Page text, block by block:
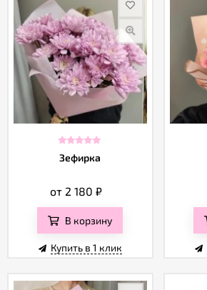
Зефирка
от 2 180 ₽
В корзину
Купить в 1 клик